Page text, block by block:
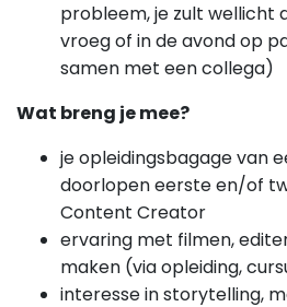
probleem, je zult wellicht
vroeg of in de avond op
samen met een collega)
Wat breng je mee?
je opleidingsbagage van
doorlopen eerste en/of
Content Creator
ervaring met filmen,
maken (via opleiding,
interesse in storytelling,